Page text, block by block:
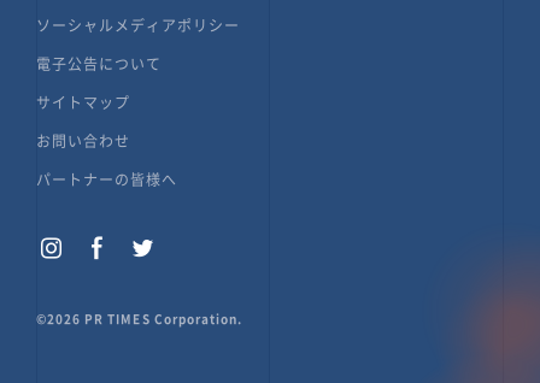
©2026 PR TIMES Corporation.
ソーシャルメディアポリシー
電子公告について
サイトマップ
お問い合わせ
パートナーの皆様へ